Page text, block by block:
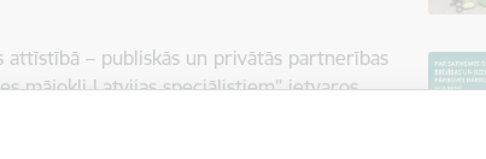
– publiskās un privātās partnerības
mājokļi Latvijas speciālistiem” ietvaros
īpašumi” (VNĪ) un Latvijas Republikas
Malienas ielā 2 plānots izbūvēt